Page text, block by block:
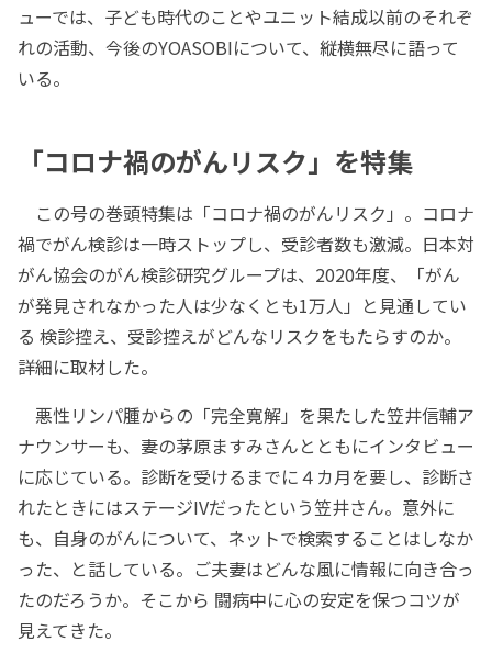
ューでは、子ども時代のことやユニット結成以前のそれぞ
れの活動、今後のYOASOBIについて、縦横無尽に語って
いる。
「コロナ禍のがんリスク」を特集
この号の巻頭特集は「コロナ禍のがんリスク」。コロナ
禍でがん検診は一時ストップし、受診者数も激減。日本対
がん協会のがん検診研究グループは、2020年度、「がん
が発見されなかった人は少なくとも1万人」と見通してい
る 検診控え、受診控えがどんなリスクをもたらすのか。
詳細に取材した。
悪性リンパ腫からの「完全寛解」を果たした笠井信輔ア
ナウンサーも、妻の茅原ますみさんとともにインタビュー
に応じている。診断を受けるまでに４カ月を要し、診断さ
れたときにはステージIVだったという笠井さん。意外に
も、自身のがんについて、ネットで検索することはしなか
った、と話している。ご夫妻はどんな風に情報に向き合っ
たのだろうか。そこから 闘病中に心の安定を保つコツが
見えてきた。